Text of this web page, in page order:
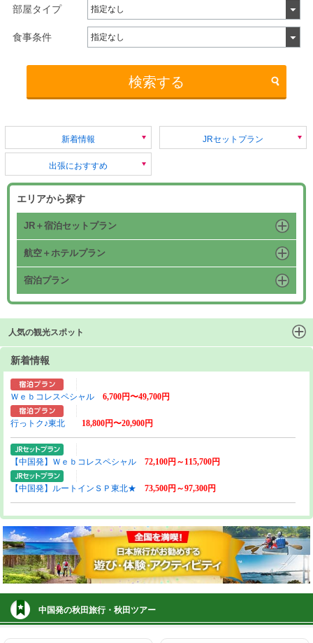
部屋タイプ
食事条件
検索する
新着情報 JRセットプラン
出張におすすめ
エリアから探す
JR＋宿泊セットプラン
航空＋ホテルプラン
宿泊プラン
人気の観光スポット
新着情報
Ｗｅｂコレスペシャル 6,700円〜49,700円
行っトク♪東北 18,800円〜20,900円
【中国発】Ｗｅｂコレスペシャル 72,100円～115,700円
【中国発】ルートインＳＰ東北★ 73,500円～97,300円
中国発の秋田旅行・秋田ツアー